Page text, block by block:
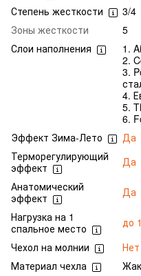
Степень жесткости
3/4
Зоны жесткости
5
Слои наполнения
1.
2.
3.
4.
5.
6.
Эффект Зима-Лето
Да
Терморегулирующий
эффект
Да
Анатомический
эффект
Да
Нагрузка на 1
спальное место
до
Чехол на молнии
Нет
Материал чехла